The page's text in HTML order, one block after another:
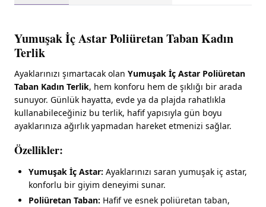
Yumuşak İç Astar Poliüretan Taban Kadın
Terlik
Ayaklarınızı şımartacak olan Yumuşak İç Astar Poliüretan
Taban Kadın Terlik, hem konforu hem de şıklığı bir arada
sunuyor. Günlük hayatta, evde ya da plajda rahatlıkla
kullanabileceğiniz bu terlik, hafif yapısıyla gün boyu
ayaklarınıza ağırlık yapmadan hareket etmenizi sağlar.
Özellikler:
Yumuşak İç Astar: Ayaklarınızı saran yumuşak iç astar,
konforlu bir giyim deneyimi sunar.
Poliüretan Taban: Hafif ve esnek poliüretan taban,